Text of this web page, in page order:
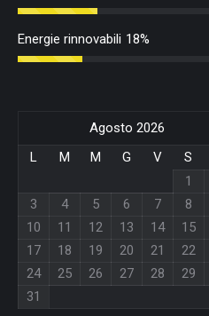
Energie rinnovabili 18%
Agosto 2026
L
M M G V S
1
3
4 5 6 7 8
10
11 12 13 14 15
17
18 19 20 21 22
24
25 26 27 28 29
31